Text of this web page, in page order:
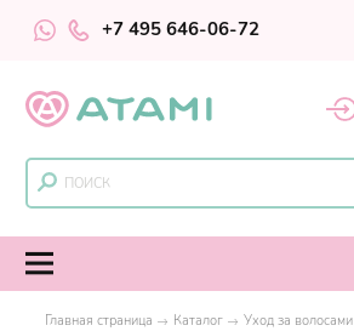
+7 495 646-06-72
Главная страница Каталог Уход за волосами